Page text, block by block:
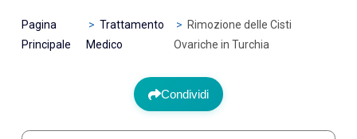
Pagina
Principale
Trattamento
Medico
Rimozione delle Cisti
Ovariche in Turchia
Condividi